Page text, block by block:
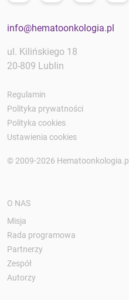
info@hematoonkologia.pl
ul. Kilińskiego 18
20-809 Lublin
Regulamin
Polityka prywatności
Polityka cookies
Ustawienia cookies
© 2009-2026 Hematoonkologia.pl
O NAS
Misja
Rada programowa
Partnerzy
Zespół
Autorzy